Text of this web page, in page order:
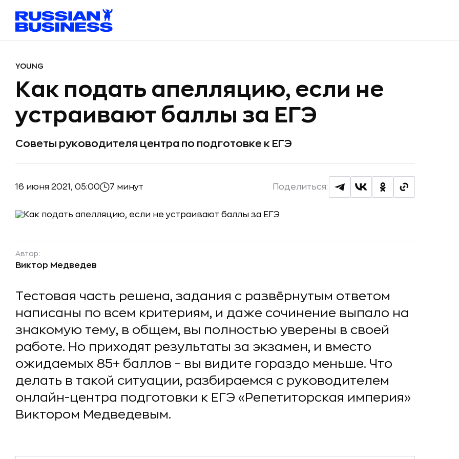
YOUNG
Как подать апелляцию, если не
устраивают баллы за ЕГЭ
Советы руководителя центра по подготовке к ЕГЭ
16 июня 2021, 05:00 7 минут Поделиться:
Автор:
Виктор Медведев
Тестовая часть решена, задания с развёрнутым ответом
написаны по всем критериям, и даже сочинение выпало на
знакомую тему, в общем, вы полностью уверены в своей
работе. Но приходят результаты за экзамен, и вместо
ожидаемых 85+ баллов – вы видите гораздо меньше. Что
делать в такой ситуации, разбираемся с руководителем
онлайн-центра подготовки к ЕГЭ «Репетиторская империя»
Виктором Медведевым.